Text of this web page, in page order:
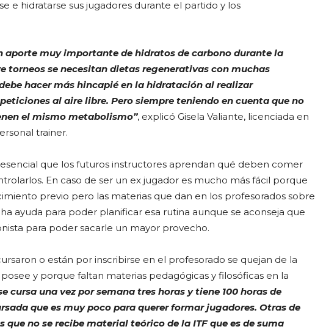
e hidratarse sus jugadores durante el partido y los
aporte muy importante de hidratos de carbono durante la
torneos se necesitan dietas regenerativas con muchas
hacer más hincapié en la hidratación al realizar
al aire libre. Pero siempre teniendo en cuenta que no
el mismo metabolismo”, explicó Gisela Valiante, licenciada en
trainer.
que los futuros instructores aprendan qué deben comer
En caso de ser un ex jugador es mucho más fácil porque
previo pero las materias que dan en los profesorados sobre
ayuda para poder planificar esa rutina aunque se aconseja que
para poder sacarle un mayor provecho.
o están por inscribirse en el profesorado se quejan de la
y porque faltan materias pedagógicas y filosóficas en la
cursa una vez por semana tres horas y tiene 100 horas de
que es muy poco para querer formar jugadores. Otras de
que no se recibe material teórico de la ITF que es de suma